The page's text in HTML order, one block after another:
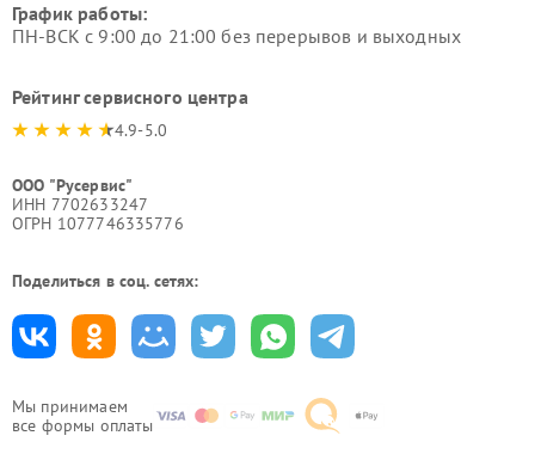
Мы принимаем
все формы оплаты
График работы:
ПН-ВСК с 9:00 до 21:00 без перерывов и выходных
Рейтинг сервисного центра
4.9-5.0
ООО "Русервис"
ИНН 7702633247
ОГРН 1077746335776
Поделиться в соц. сетях: